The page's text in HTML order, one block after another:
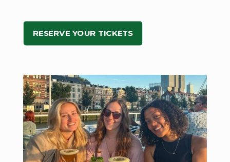
RESERVE YOUR TICKETS